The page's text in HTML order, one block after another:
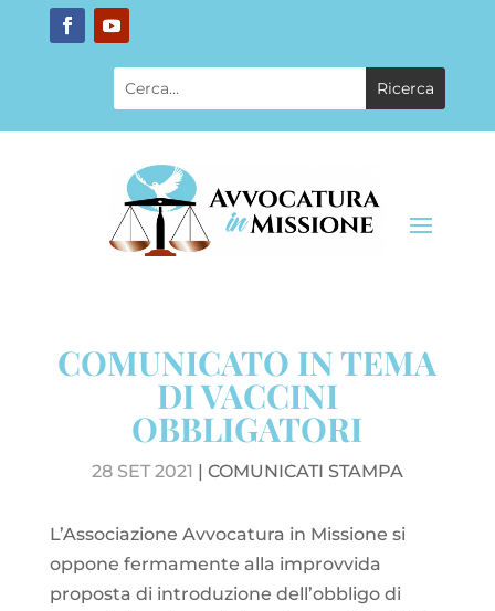
COMUNICATO IN TEMA
DI VACCINI
OBBLIGATORI
28 SET 2021 | COMUNICATI STAMPA
L’Associazione Avvocatura in Missione si
oppone fermamente alla improvvida
proposta di introduzione dell’obbligo di